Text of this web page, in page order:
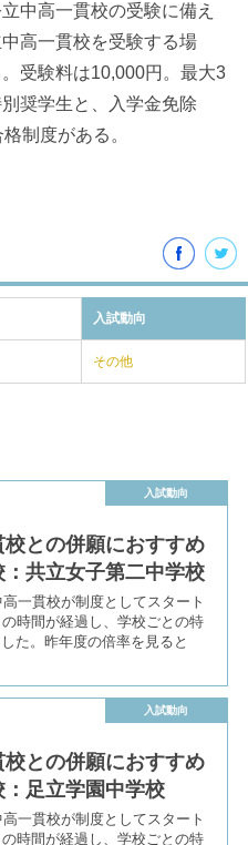
中高一貫校の受験に備え
高一貫校を受験する場
受験料は10,000円。最大3
奨学生と、入学金免除
制度がある。
入試動向
その他
入試動向
との併願におすすめ
共立女子第二中学校
一貫校が制度としてスタート
時間が経過し、学校ごとの特
た。昨年度の倍率を見ると
入試動向
との併願におすすめ
足立学園中学校
一貫校が制度としてスタート
時間が経過し、学校ごとの特